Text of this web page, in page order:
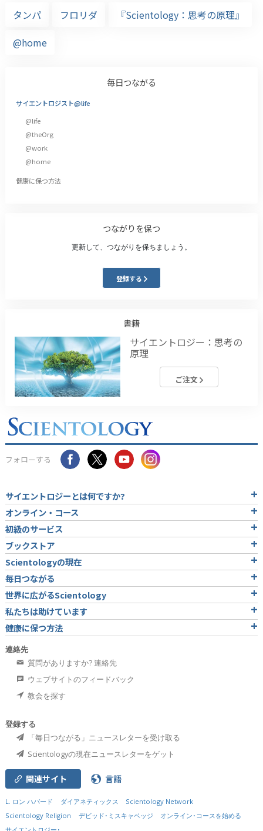
タンパ
フロリダ
『Scientology：思考の原理』
@home
毎日つながる
サイエントロジスト@life
@life
@theOrg
@work
@home
健康に保つ方法
つながりを保つ
更新して、つながりを保ちましょう。
登録する
書籍
サイエントロジー：思考の
原理
ご注文
フォローする
サイエントロジーとは何ですか?
オンライン・コース
初級のサービス
ブックストア
Scientologyの現在
毎日つながる
世界に広がるScientology
私たちは助けています
健康に保つ方法
連絡先
質問がありますか? 連絡先
ウェブサイトのフィードバック
教会を探す
登録する
「毎日つながる」ニュースレターを受け取る
Scientologyの現在ニュースレターをゲット
関連サイト 言語
L. ロン ハバード ダイアネティックス
Scientology Network
Scientology Religion
デビッド･ミスキャベッジ
オンライン･コースを始める